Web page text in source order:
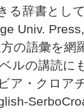
る辞書とし
Univ.
の語彙を網
ルの講読に
ア・クロア